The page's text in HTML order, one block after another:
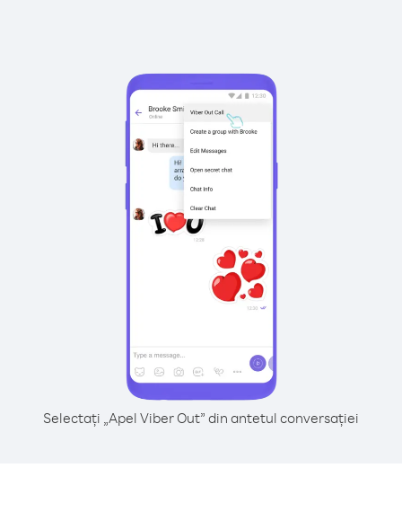
Selectați „Apel Viber Out” din antetul conversației